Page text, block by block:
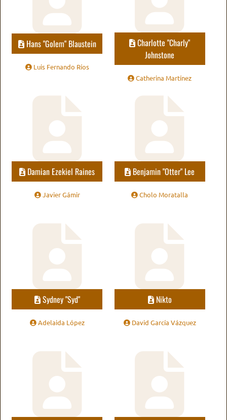
Hans "Golem" Blaustein
Luis Fernando Ríos
Charlotte "Charly"
Johnstone
Catherina Martínez
Damian Ezekiel Raines
Javier Gámir
Benjamin "Otter" Lee
Cholo Moratalla
Sydney "Syd"
Adelaida López
Nikto
David García Vázquez